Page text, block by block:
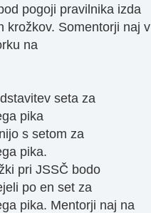
pogoji pravilnika izda
krožkov. Somentorji naj v
na
seta za
pika
s setom za
pika.
pri JSSČ bodo
po en set za
pika. Mentorji naj na